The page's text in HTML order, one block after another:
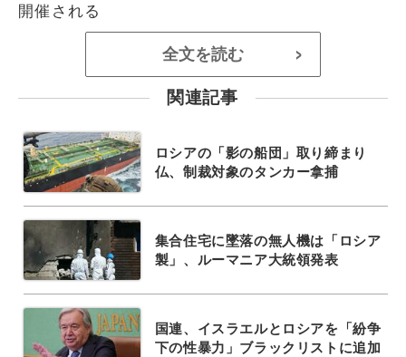
開催される
全文を読む >
関連記事
ロシアの「影の船団」取り締まり
仏、制裁対象のタンカー拿捕
集合住宅に墜落の無人機は「ロシア
製」、ルーマニア大統領発表
国連、イスラエルとロシアを「紛争
下の性暴力」ブラックリストに追加